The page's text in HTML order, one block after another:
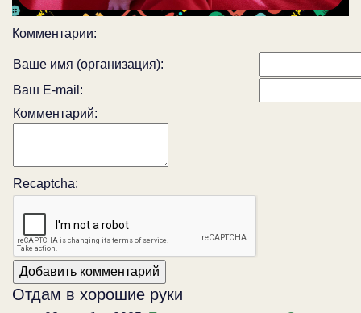
Комментарии:
Ваше имя (организация):
Ваш E-mail:
Комментарий:
Recaptcha:
Отдам в хорошие руки